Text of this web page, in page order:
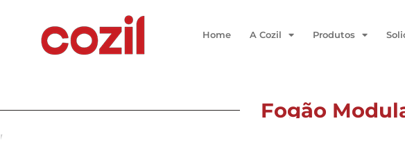
Home A Cozil Produtos
Fogão
Início